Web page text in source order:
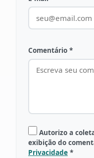
Comentário *
Autorizo a
exibição do
Privacidade *